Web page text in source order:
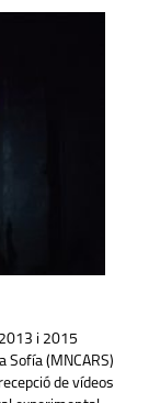
i 2015
Sofía (MNCARS)
de vídeos